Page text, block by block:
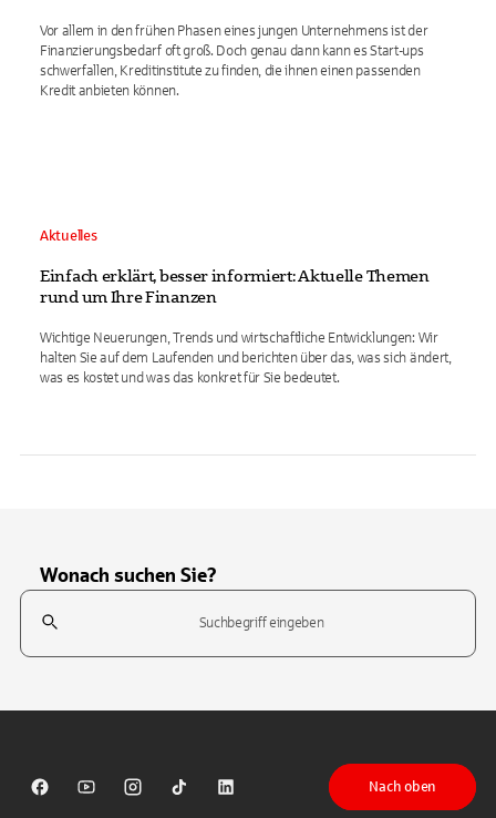
Vor allem in den frühen Phasen eines jungen Unternehmens ist der
Finanzierungsbedarf oft groß. Doch genau dann kann es Start-ups
schwerfallen, Kreditinstitute zu finden, die ihnen einen passenden
Kredit anbieten können.
Aktuelles
Einfach erklärt, besser informiert: Aktuelle Themen
rund um Ihre Finanzen
Wichtige Neuerungen, Trends und wirtschaftliche Entwicklungen: Wir
halten Sie auf dem Laufenden und berichten über das, was sich ändert,
was es kostet und was das konkret für Sie bedeutet.
Wonach suchen Sie?
Suchfeld
Sparkasse auf Facebook
Sparkasse auf Youtube
Sparkasse auf Instagram
Sparkasse auf TikTok
Sparkasse auf LinkedIn
Nach oben